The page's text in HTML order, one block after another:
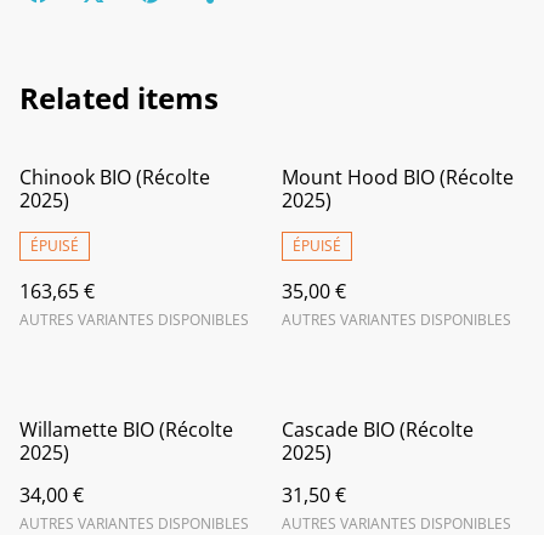
Related items
Chinook BIO (Récolte
2025)
ÉPUISÉ
163,65 €
AUTRES VARIANTES DISPONIBLES
Mount Hood BIO (Récolte
2025)
ÉPUISÉ
35,00 €
AUTRES VARIANTES DISPONIBLES
Willamette BIO (Récolte
2025)
34,00 €
AUTRES VARIANTES DISPONIBLES
Cascade BIO (Récolte
2025)
31,50 €
AUTRES VARIANTES DISPONIBLES